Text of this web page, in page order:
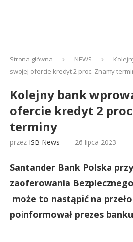
Strona główna NEWS
swojej ofercie kredyt 2 proc. Znamy
Kolejny bank
ofercie kredyt 2
terminy
przez ISB News 26 lipca 2023
Santander Bank Polska
zaoferowania
może to nastąpić na
poinformował prezes